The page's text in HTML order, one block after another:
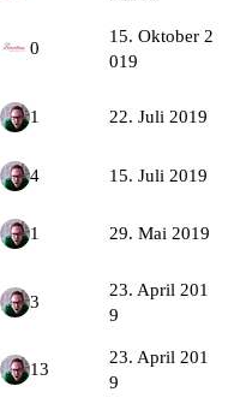
0
15. Oktober 2
019
1 22. Juli 2019
4 15. Juli 2019
1 29. Mai 2019
3
23. April 201
9
13
23. April 201
9